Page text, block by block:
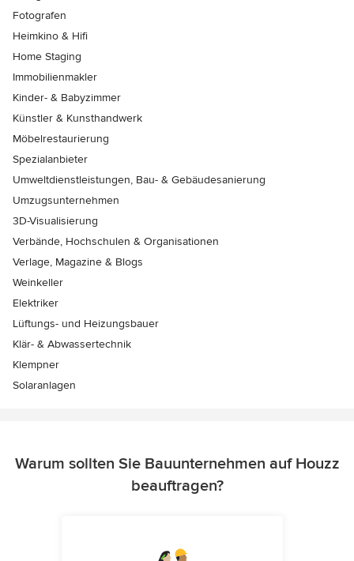
Fotografen
Heimkino & Hifi
Home Staging
Immobilienmakler
Kinder- & Babyzimmer
Künstler & Kunsthandwerk
Möbelrestaurierung
Spezialanbieter
Umweltdienstleistungen, Bau- & Gebäudesanierung
Umzugsunternehmen
3D-Visualisierung
Verbände, Hochschulen & Organisationen
Verlage, Magazine & Blogs
Weinkeller
Elektriker
Lüftungs- und Heizungsbauer
Klär- & Abwassertechnik
Klempner
Solaranlagen
Warum sollten Sie Bauunternehmen auf Houzz
beauftragen?